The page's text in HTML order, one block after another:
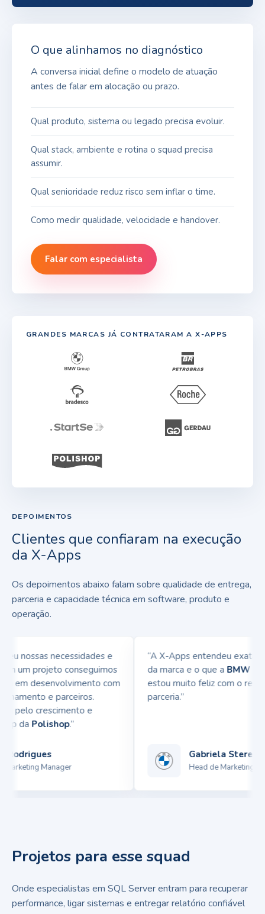
O que alinhamos no diagnóstico
A conversa inicial define o modelo de atuação
antes de falar em alocação ou prazo.
Qual produto, sistema ou legado precisa evoluir.
Qual stack, ambiente e rotina o squad precisa
assumir.
Qual senioridade reduz risco sem inflar o time.
Como medir qualidade, velocidade e handover.
Falar com especialista
GRANDES MARCAS JÁ CONTRATARAM A X-APPS
DEPOIMENTOS
Clientes que confiaram na execução
da X-Apps
Os depoimentos abaixo falam sobre qualidade de entrega,
parceria e capacidade técnica em software, produto e
operação.
nossas necessidades e
um projeto conseguimos
em desenvolvimento com
e parceiros.
pelo crescimento e
daPolishop.”
Manager
“A X-Apps entendeu
da marca e o que aBMW
estou muito feliz com o
parceria.”
Gabriela
Head de Marketing
Projetos para esse squad
Onde especialistas em SQL Server entram para recuperar
performance, ligar sistemas e entregar relatório confiável